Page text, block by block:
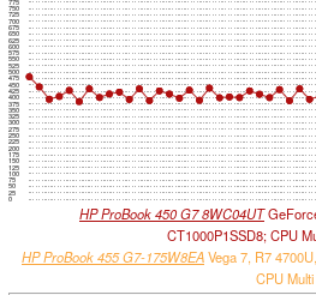
0
25
50
75
100
125
150
175
200
225
250
275
300
325
350
375
400
425
450
475
500
525
550
575
600
625
650
675
700
725
750
775
HP ProBook 450 G7 8WC04UT
CT1000P1SSD8; CPU
HP ProBook 455 G7-175W8EAVega 7, R7
CPU